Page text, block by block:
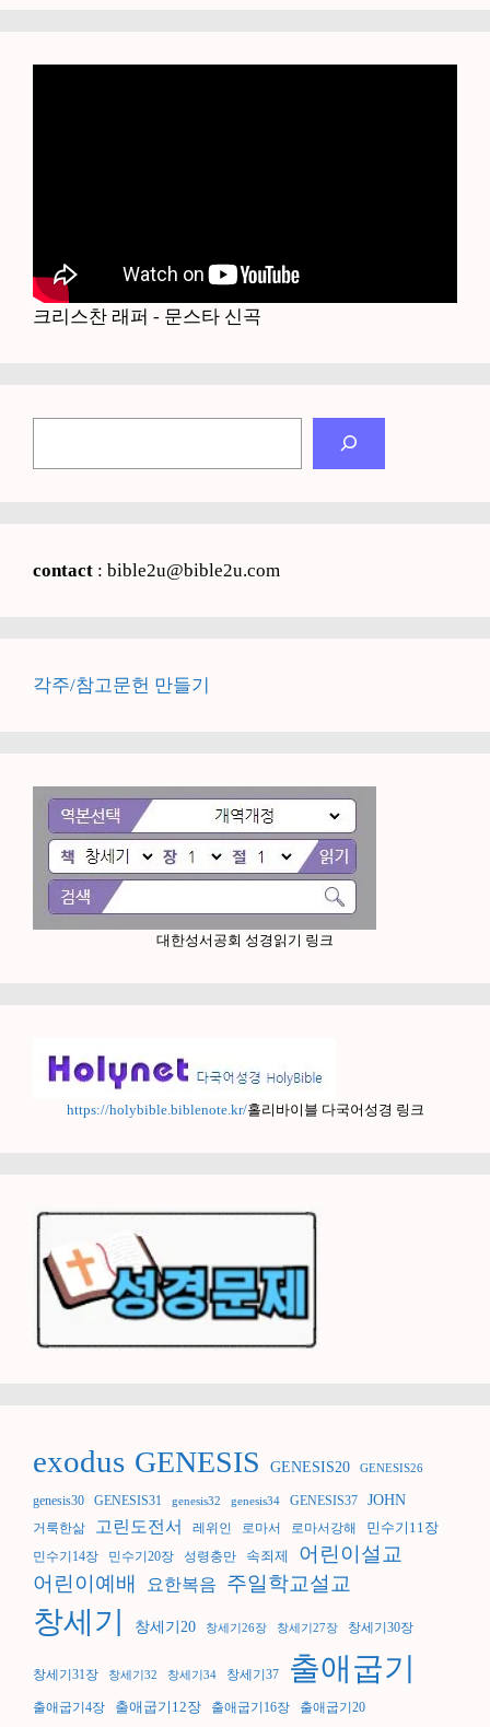
크리스찬 래퍼 - 문스타 신곡
contact : bible2u@bible2u.com
각주/참고문헌 만들기
대한성서공회 성경읽기 링크
https://holybible.biblenote.kr/홀리바이블 다국어성경 링크
exodus GENESIS GENESIS20 GENESIS26
genesis30 GENESIS31 genesis32 genesis34 GENESIS37 JOHN
거룩한삶 고린도전서 레위인 로마서 로마서강해 민수기11장
민수기14장 민수기20장 성령충만 속죄제
어린이설교
어린이예배
요한복음 주일학교설교
창세기 창세기20 창세기26장 창세기27장 창세기30장
창세기31장 창세기32 창세기34 창세기37 출애굽기
출애굽기4장 출애굽기12장 출애굽기16장 출애굽기20